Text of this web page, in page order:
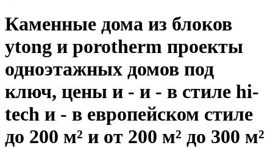
Каменные дома из блоков
ytong и porotherm проекты
одноэтажных домов под
ключ, цены и - и - в стиле hi-
tech и - в европейском стиле
до 200 м² и от 200 м² до 300 м²